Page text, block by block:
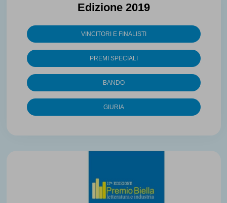
Edizione 2019
VINCITORI E FINALISTI
PREMI SPECIALI
BANDO
GIURIA